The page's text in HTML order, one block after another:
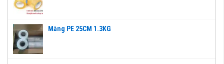
Màng PE 25CM 1.3KG